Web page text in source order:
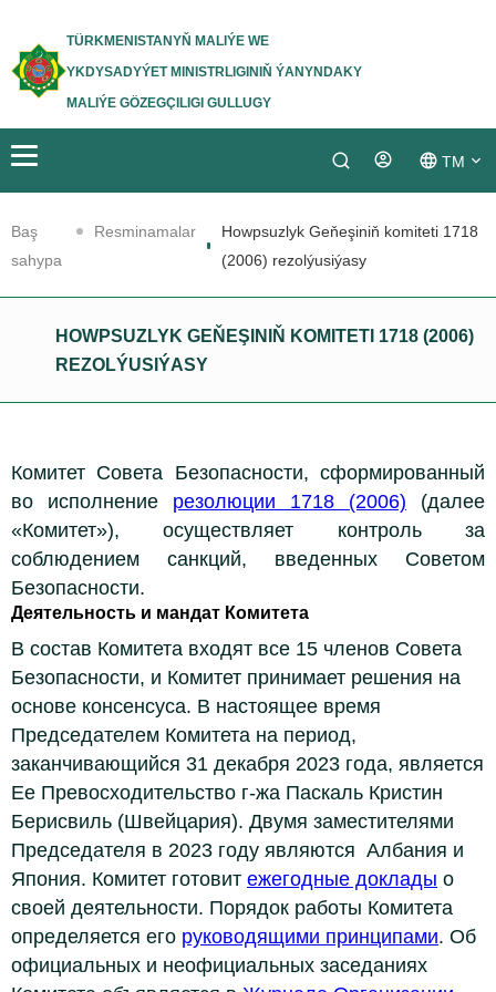
TÜRKMENISTANYŇ MALIÝE WE
YKDYSADYÝET MINISTRLIGINIŇ ÝANYNDAKY
MALIÝE GÖZEGÇILIGI GULLUGY
Login
TM
EN
Baş
sahypa
Resminamalar
Howpsuzlyk Geňeşiniň komiteti 1718
(2006) rezolýusiýasy
HOWPSUZLYK GEŇEŞINIŇ KOMITETI 1718 (2006)
REZOLÝUSIÝASY
Комитет Совета Безопасности, сформированный
во исполнение резолюции 1718 (2006) (далее
«Комитет»), осуществляет контроль за
соблюдением санкций, введенных Советом
Безопасности.
Деятельность и мандат Комитета
В состав Комитета входят все 15 членов Совета
Безопасности, и Комитет принимает решения на
основе консенсуса. В настоящее время
Председателем Комитета на период,
заканчивающийся 31 декабря 2023 года, является
Ее Превосходительство г-жа Паскаль Кристин
Берисвиль (Швейцария). Двумя заместителями
Председателя в 2023 году являются Албания и
Япония. Комитет готовит ежегодные доклады о
своей деятельности. Порядок работы Комитета
определяется его руководящими принципами. Об
официальных и неофициальных заседаниях